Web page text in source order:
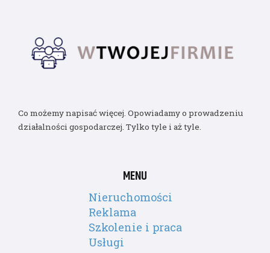
Co możemy napisać więcej. Opowiadamy o prowadzeniu
działalności gospodarczej. Tylko tyle i aż tyle.
MENU
Nieruchomości
Reklama
Szkolenie i praca
Usługi